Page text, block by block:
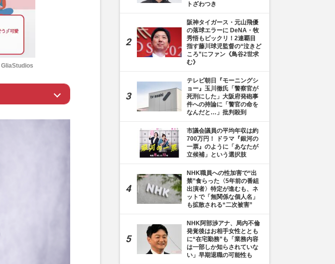
GliaStudios
トざわつき
阪神タイガース・元山飛優
の落球エラーに DeNA・牧
秀悟もビックリ！2連覇目
指す藤川球児監督の“泣きど
ころ”にファン《鳥谷2世求
む》
テレビ朝日『モーニングシ
ョー』玉川徹氏「警察官が
死刑にした」大阪府発砲事
件への持論に「警官の命を
なんだと…」批判殺到
市議会議員の平均年収は約
700万円！ ドラマ『銀河の
一票』のように「あなたが
立候補」という選択肢
NHK職員への性加害で“出
禁”食らった〈5年前の番組
出演者〉特定が進むも、ネ
ットで「無関係な個人名」
も拡散される“二次被害”
NHK阿部渉アナ、局内不倫
発覚後はお相手女性ととも
に“在宅勤務”も「業務内容
は一部しか知らされていな
い」早期退職の可能性も